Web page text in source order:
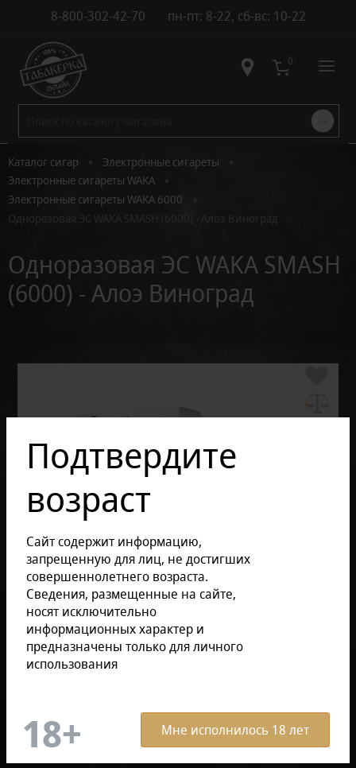
8-800-302-42-70 пн-пт: 8-22, сб-вс: 10-22
Контакты 0
Каталог сигар Электронные сигареты
Электронные сигареты WAKA
Электронные сигареты WAKA 6000
Одноразовая ЭС WAKA SMASH (6000) - Алоэ Виноград
Одноразовая ЭС WAKA SMASH
(6000) - Алоэ Виноград
Подтвердите
возраст
Сайт содержит информацию,
запрещенную для лиц, не достигших
совершеннолетнего возраста.
Сведения, размещенные на сайте,
носят исключительно
информационных характер и
предназначены только для личного
использования
Мне исполнилось 18 лет
1 750 руб.